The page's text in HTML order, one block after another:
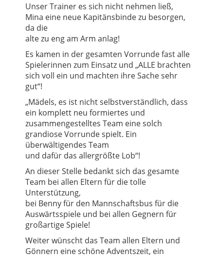
Unser Trainer es sich nicht nehmen ließ,
Mina eine neue Kapitänsbinde zu besorgen,
da die
alte zu eng am Arm anlag!
Es kamen in der gesamten Vorrunde fast alle
Spielerinnen zum Einsatz und „ALLE brachten
sich voll ein und machten ihre Sache sehr
gut“!
„Mädels, es ist nicht selbstverständlich, dass
ein komplett neu formiertes und
zusammengestelltes Team eine solch
grandiose Vorrunde spielt. Ein
überwältigendes Team
und dafür das allergrößte Lob“!
An dieser Stelle bedankt sich das gesamte
Team bei allen Eltern für die tolle
Unterstützung,
bei Benny für den Mannschaftsbus für die
Auswärtsspiele und bei allen Gegnern für
großartige Spiele!
Weiter wünscht das Team allen Eltern und
Gönnern eine schöne Adventszeit, ein